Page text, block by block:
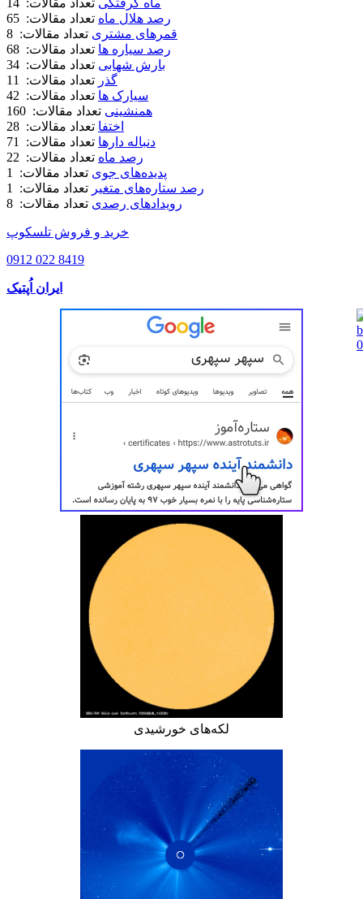
ماه گرفتگی تعداد مقالات: 14
رصد هلال ماه تعداد مقالات: 65
قمرهای مشتری تعداد مقالات: 8
رصد سیاره ها تعداد مقالات: 68
بارش شهابی تعداد مقالات: 34
گذر تعداد مقالات: 11
سیارک ها تعداد مقالات: 42
همنشینی تعداد مقالات: 160
اختفا تعداد مقالات: 28
دنباله دارها تعداد مقالات: 71
رصد ماه تعداد مقالات: 22
پدیده‌های جوی تعداد مقالات: 1
رصد ستاره‌های متغیر تعداد مقالات: 1
رویدادهای رصدی تعداد مقالات: 8
خرید و فروش تلسکوپ
0912 022 8419
ایران اُپتیک
لکه‌های خورشیدی